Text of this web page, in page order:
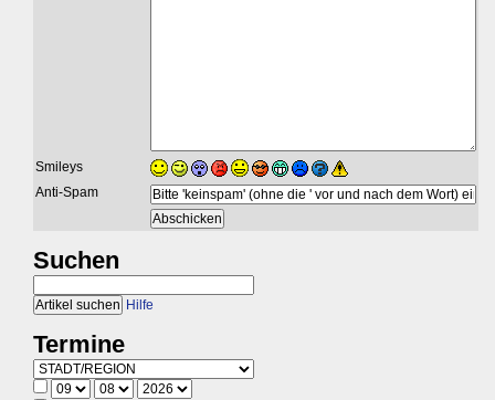
Smileys
Anti-Spam
Suchen
Hilfe
Termine